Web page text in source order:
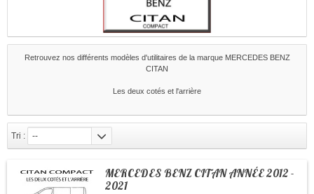
Retrouvez nos différents modèles d'utilitaires de la marque MERCEDES BENZ
CITAN
Les deux cotés et l'arrière
Tri : --
MERCEDES BENZ CITAN ANNÉE 2012 -
2021